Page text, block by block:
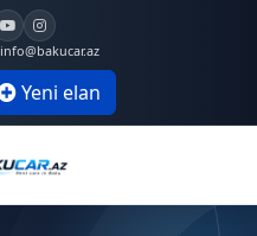
info@bakucar.az
Yeni elan